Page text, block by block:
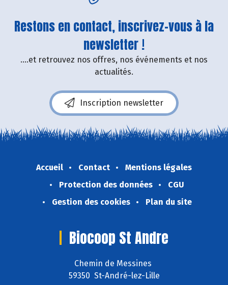
Restons en contact, inscrivez-vous à la
newsletter !
....et retrouvez nos offres, nos événements et nos
actualités.
Inscription newsletter
Accueil Contact
Mentions légales
Protection des données
CGU
Gestion des cookies
Plan du site
Biocoop St Andre
Chemin de Messines
59350 St-André-lez-Lille